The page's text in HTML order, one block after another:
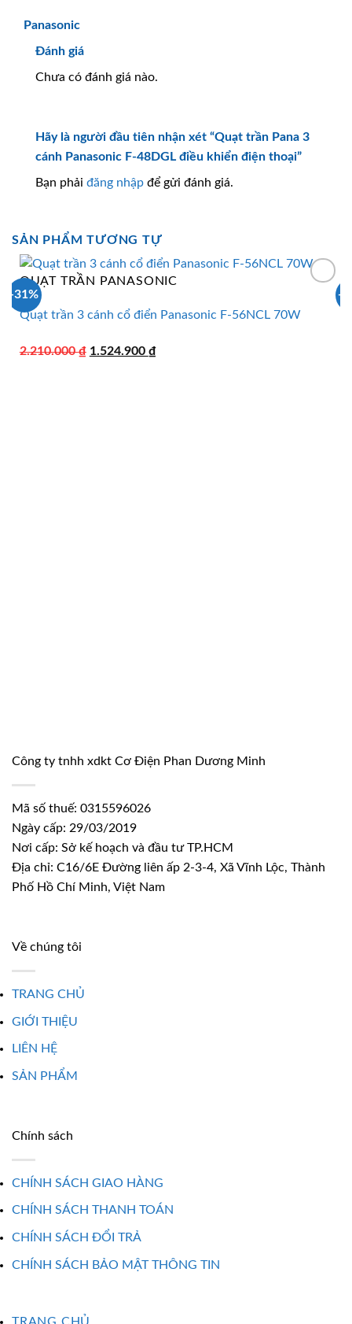
Panasonic
Đánh giá
Chưa có đánh giá nào.
Hãy là người đầu tiên nhận xét “Quạt trần Pana 3
cánh Panasonic F-48DGL điều khiển điện thoại”
Bạn phải đăng nhập để gửi đánh giá.
SẢN PHẨM TƯƠNG TỰ
-31%
QUẠT TRẦN PANASONIC
Quạt trần 3 cánh cổ điển Panasonic F-56NCL 70W
2.210.000₫ Giá
1.524.900 ₫Giá
-
Công ty tnhh xdkt Cơ Điện Phan Dương Minh
Mã số thuế: 0315596026
Ngày cấp: 29/03/2019
Nơi cấp: Sở kế hoạch và đầu tư TP.HCM
Địa chỉ: C16/6E Đường liên ấp 2-3-4, Xã Vĩnh Lộc, Thành
Phố Hồ Chí Minh, Việt Nam
Về chúng tôi
TRANG CHỦ
GIỚI THIỆU
LIÊN HỆ
SẢN PHẨM
Chính sách
CHÍNH SÁCH GIAO HÀNG
CHÍNH SÁCH THANH TOÁN
CHÍNH SÁCH ĐỔI TRẢ
CHÍNH SÁCH BẢO MẬT THÔNG TIN